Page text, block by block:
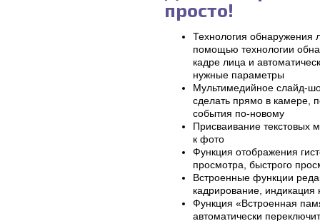
просто!
Технология обнаружения
помощью технологии
кадре лица и
нужные параметры
Мультимедийное слайд-
сделать прямо в камере,
события по-новому
Присваивание текстовых
к фото
Функция отображения
просмотра, быстрого
Встроенные функции
кадрирование, индикация
Функция «Встроенная
автоматически